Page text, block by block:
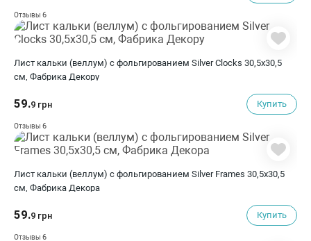
Отзывы 6
Лист кальки (веллум) с фольгированием Silver Clocks 30,5х30,5
см, Фабрика Декору
59.9 грн Купить
Отзывы 6
Лист кальки (веллум) с фольгированием Silver Frames 30,5х30,5
см, Фабрика Декора
59.9 грн Купить
Отзывы 6